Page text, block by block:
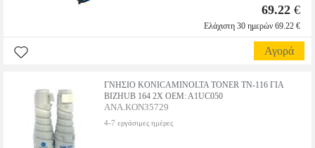
69.22 €
Ελάχιστη 30 ημερών 69.22 €
Αγορά
ΓΝΗΣΙΟ KONICAMINOLTA TONER TN-116 ΓΙΑ
BIZHUB 164 2X OEM: A1UC050
ANA.KON35729
4-7 εργάσιμες ημέρες